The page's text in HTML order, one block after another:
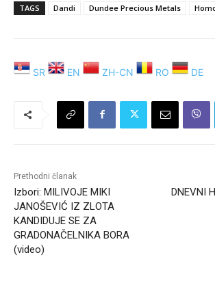
TAGS Dandi Dundee Precious Metals
SR EN ZH-CN RO DE
Prethodni članak
Izbori: MILIVOJE MIKI
JANOŠEVIĆ IZ ZLOTA
KANDIDUJE SE ZA
GRADONAČELNIKA BORA
(video)
DNEVNI